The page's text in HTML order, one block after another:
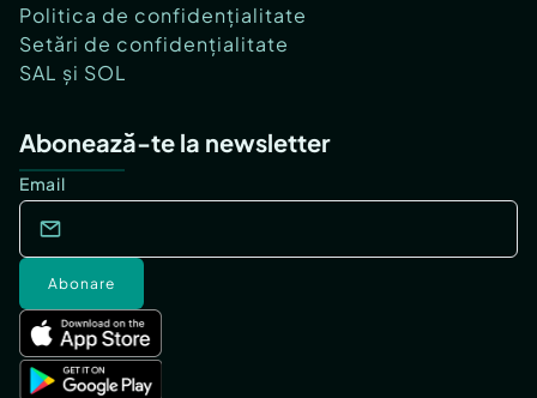
Politica de confidențialitate
Setări de confidențialitate
SAL și SOL
Abonează-te la newsletter
Email
Abonare